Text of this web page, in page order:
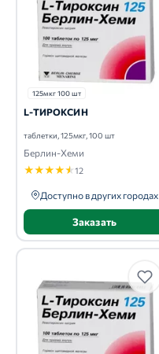
125мкг 100 шт
L-ТИРОКСИН
таблетки, 125мкг, 100 шт
Берлин-Хеми
★★★★★12
Доступно в других городах
Заказать